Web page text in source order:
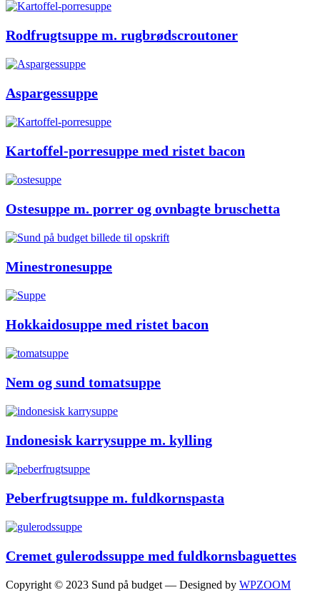
Rodfrugtsuppe m. rugbrødscroutoner
Aspargessuppe
Kartoffel-porresuppe med ristet bacon
Ostesuppe m. porrer og ovnbagte bruschetta
Minestronesuppe
Hokkaidosuppe med ristet bacon
Nem og sund tomatsuppe
Indonesisk karrysuppe m. kylling
Peberfrugtsuppe m. fuldkornspasta
Cremet gulerodssuppe med fuldkornsbaguettes
Copyright © 2023 Sund på budget — Designed by WPZOOM